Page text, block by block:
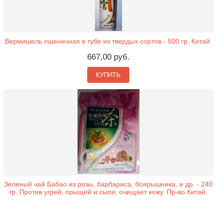
Вермишель пшеничная в тубе из твердых сортов - 500 гр. Китай.
667,00 руб.
КУПИТЬ
Зеленый чай Бабао из розы, барбариса, боярышника, и др. - 240
гр. Против угрей, прыщей и сыпи, очищает кожу. Пр-во Китай.